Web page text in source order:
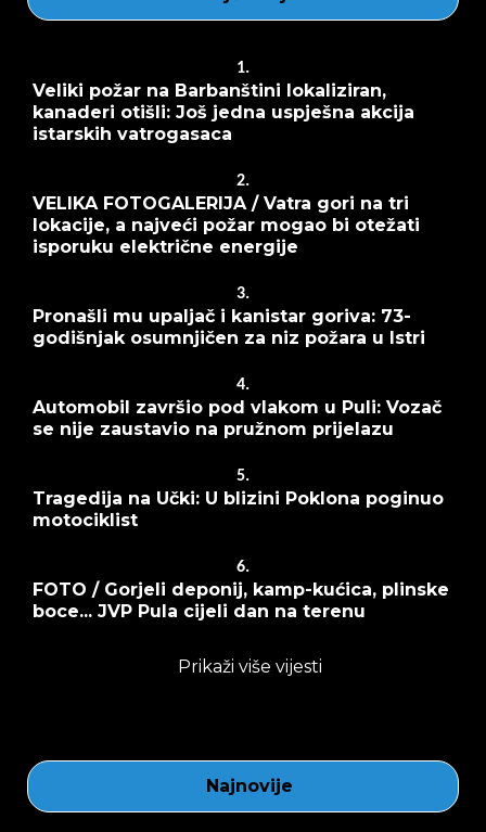
1.
Veliki požar na Barbanštini lokaliziran,
kanaderi otišli: Još jedna uspješna akcija
istarskih vatrogasaca
2.
VELIKA FOTOGALERIJA / Vatra gori na tri
lokacije, a najveći požar mogao bi otežati
isporuku električne energije
3.
Pronašli mu upaljač i kanistar goriva: 73-
godišnjak osumnjičen za niz požara u Istri
4.
Automobil završio pod vlakom u Puli: Vozač
se nije zaustavio na pružnom prijelazu
5.
Tragedija na Učki: U blizini Poklona poginuo
motociklist
6.
FOTO / Gorjeli deponij, kamp-kućica, plinske
boce... JVP Pula cijeli dan na terenu
Prikaži više vijesti
Najnovije